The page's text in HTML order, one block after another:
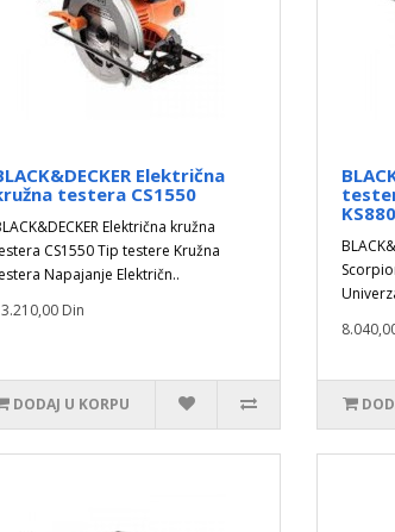
Električna
testera CS1550
Električna kružna
CS1550 Tip testere Kružna
Napajanje Električn..
Din
DODAJ U KORPU